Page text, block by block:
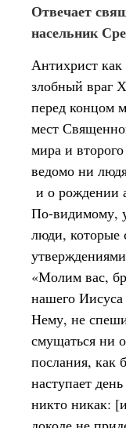
Отвечает
насельник
Антихрист
злобный враг
перед концом
мест
мира и
ведомо ни
и о рождении
По-видимому,
люди,
«Молим вас,
нашего
Нему, не
смущаться ни
послания, как
наступает
никто никак: